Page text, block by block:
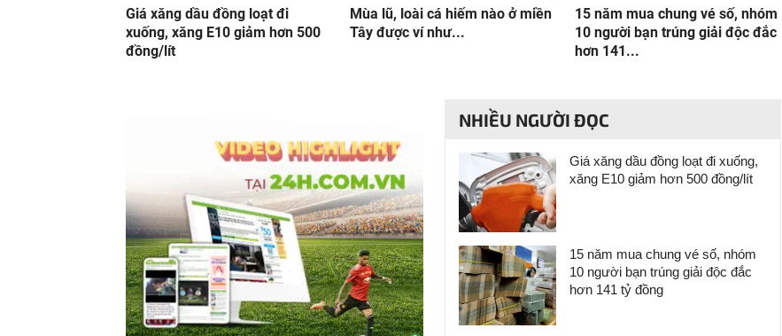
Giá xăng dầu đồng loạt đi
xuống, xăng E10 giảm hơn 500
đồng/lít
Mùa lũ, loài cá hiếm nào ở miền
Tây được ví như...
15 năm mua chung vé số, nhóm
10 người bạn trúng giải độc đắc
hơn 141...
NHIỀU NGƯỜI ĐỌC
Giá xăng dầu đồng loạt đi xuống,
xăng E10 giảm hơn 500 đồng/lít
15 năm mua chung vé số, nhóm
10 người bạn trúng giải độc đắc
hơn 141 tỷ đồng